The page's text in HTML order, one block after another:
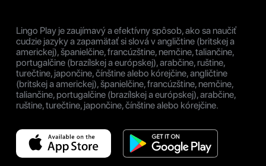
Lingo Play je zaujímavý a efektívny spôsob, ako sa naučiť
cudzie jazyky a zapamätať si slová v angličtine (britskej a
americkej), španielčine, francúzštine, nemčine, taliančine,
portugalčine (brazílskej a európskej), arabčine, ruštine,
turečtine, japončine, čínštine alebo kórejčine, angličtine
(britskej a americkej), španielčine, francúzštine, nemčine,
taliančine, portugalčine (brazílskej a európskej), arabčine,
ruštine, turečtine, japončine, čínštine alebo kórejčine.